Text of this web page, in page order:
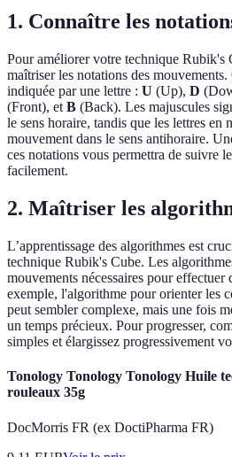
1. Connaître les
Pour améliorer votre technique Rubik's
maîtriser les notations des
indiquée par une lettre : U (Up), D
(Front), et B (Back). Les majuscules
le sens horaire, tandis que les lettres en
mouvement dans le sens antihoraire.
ces notations vous permettra de suivre
facilement.
2. Maîtriser les
L’apprentissage des algorithmes est
technique Rubik's Cube. Les
mouvements nécessaires pour effectuer
exemple, l'algorithme pour orienter les
peut sembler complexe, mais une fois
un temps précieux. Pour progresser,
simples et élargissez progressivement
Tonology Tonology Tonology Huile
rouleaux 35g
DocMorris FR (ex DoctiPharma FR)